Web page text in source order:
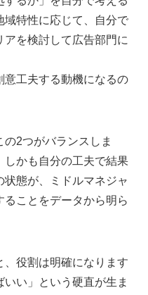
域特性に応じて、自分で
を検討して広告部門に
意工夫する動機になるの
2つがバランスしま
しかも自分の工夫で結果
状態が、ミドルマネジャ
ことをデータから明ら
役割は明確になります
い」という硬直が生ま